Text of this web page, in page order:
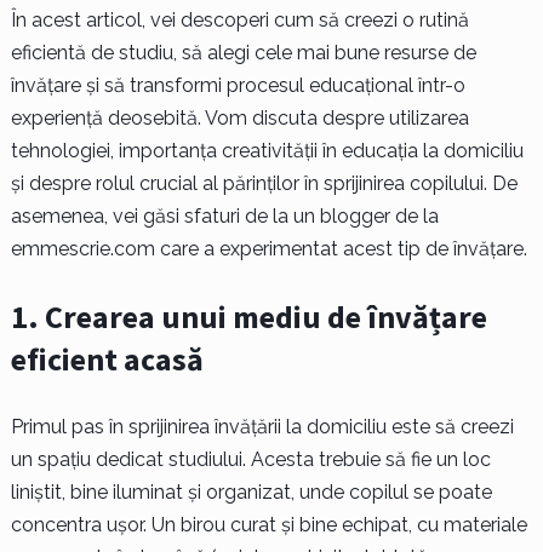
În acest articol, vei descoperi cum să creezi o rutină
eficientă de studiu, să alegi cele mai bune resurse de
învățare și să transformi procesul educațional într-o
experiență deosebită. Vom discuta despre utilizarea
tehnologiei, importanța creativității în educația la domiciliu
și despre rolul crucial al părinților în sprijinirea copilului. De
asemenea, vei găsi sfaturi de la un blogger de la
emmescrie.com care a experimentat acest tip de învățare.
1. Crearea unui mediu de învățare
eficient acasă
Primul pas în sprijinirea învățării la domiciliu este să creezi
un spațiu dedicat studiului. Acesta trebuie să fie un loc
liniștit, bine iluminat și organizat, unde copilul se poate
concentra ușor. Un birou curat și bine echipat, cu materiale